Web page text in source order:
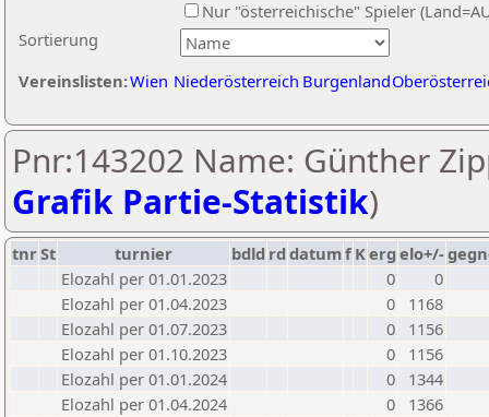
Sortierung
Nur "österreichische" Spieler
Vereinslisten:Wien Niederösterreich Burgenland
Pnr:143202 Name: Günther
Grafik Partie-Statistik)
tnrSt turnier bdld rd datumf Kerg elo+/-
Elozahl per 01.01.2023
0
0
Elozahl per 01.04.2023
0
1168
Elozahl per 01.07.2023
0
1156
Elozahl per 01.10.2023
0
1156
Elozahl per 01.01.2024
0
1344
Elozahl per 01.04.2024
0
1366